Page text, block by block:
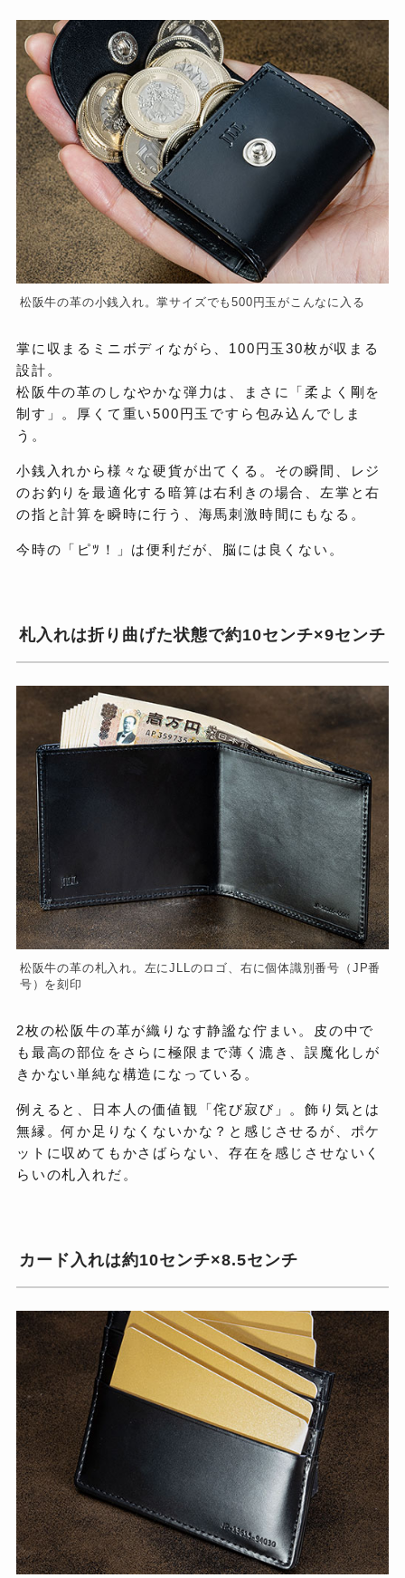
松阪牛の革の小銭入れ。掌サイズでも500円玉がこんなに入る
掌に収まるミニボディながら、100円玉30枚が収まる
設計。
松阪牛の革のしなやかな弾力は、まさに「柔よく剛を
制す」。厚くて重い500円玉ですら包み込んでしま
う。
小銭入れから様々な硬貨が出てくる。その瞬間、レジ
のお釣りを最適化する暗算は右利きの場合、左掌と右
の指と計算を瞬時に行う、海馬刺激時間にもなる。
今時の「ピﾂ！」は便利だが、脳には良くない。
札入れは折り曲げた状態で約10センチ×9センチ
松阪牛の革の札入れ。左にJLLのロゴ、右に個体識別番号（JP番
号）を刻印
2枚の松阪牛の革が織りなす静謐な佇まい。皮の中で
も最高の部位をさらに極限まで薄く漉き、誤魔化しが
きかない単純な構造になっている。
例えると、日本人の価値観「侘び寂び」。飾り気とは
無縁。何か足りなくないかな？と感じさせるが、ポケ
ットに収めてもかさばらない、存在を感じさせないく
らいの札入れだ。
カード入れは約10センチ×8.5センチ